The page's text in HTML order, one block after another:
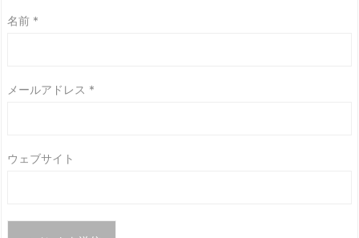
名前 *
メールアドレス *
ウェブサイト